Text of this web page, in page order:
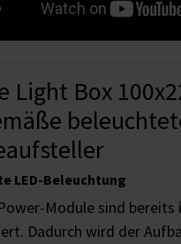
Light Box
LED-Beleuchtung
Module sind
Dadurch wird der